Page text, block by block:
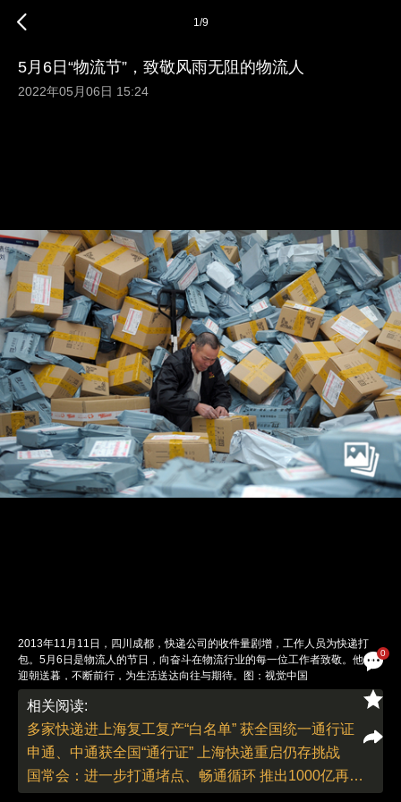
0
1/9
5月6日“物流节”，致敬风雨无阻的物流人
2022年05月06日 15:24
2013年11月11日，四川成都，快递公司的收件量剧增，工作人员为快递打
包。5月6日是物流人的节日，向奋斗在物流行业的每一位工作者致敬。他们
迎朝送暮，不断前行，为生活送达向往与期待。图：视觉中国
责任编辑：陈婉婷 | 版面编辑：解亦盈
相关阅读:
多家快递进上海复工复产“白名单” 获全国统一通行证
申通、中通获全国“通行证” 上海快递重启仍存挑战
国常会：进一步打通堵点、畅通循环 推出1000亿再贷款支持物流仓储业